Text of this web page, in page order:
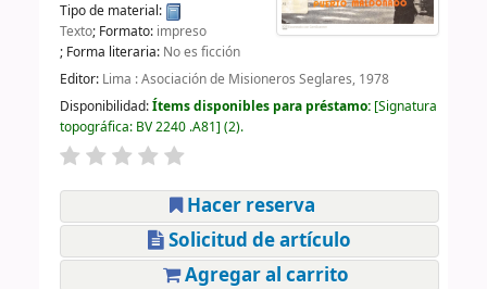
Tipo de material:
Texto; Formato: impreso
; Forma literaria: No es ficción
Editor: Lima : Asociación de Misioneros Seglares, 1978
Disponibilidad:Ítems disponibles para préstamo: Signatura
topográfica: BV 2240 .A81 (2).
Hacer reserva
Solicitud de artículo
Agregar al carrito